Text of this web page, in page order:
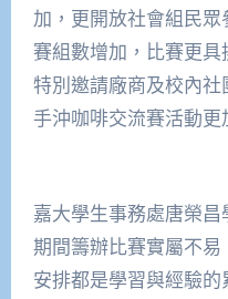
加，更開放社會組民
賽組數增加，比賽更
特別邀請廠商及校內
手沖咖啡交流賽活動更
嘉大學生事務處唐榮
期間籌辦比賽實屬不
安排都是學習與經驗